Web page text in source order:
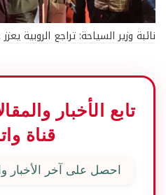
نائبة وزير السياحة: تراجع الروبية
تابع الأخبار
قناة
احصل على آخر الأخبار